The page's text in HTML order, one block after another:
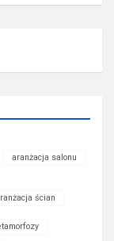
aranżacja salonu
ścian